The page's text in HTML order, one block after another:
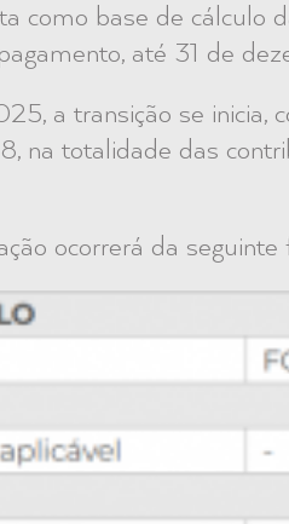
como base de cálculo
até 31 de
a transição se inicia,
na totalidade das
ocorrerá da seguinte